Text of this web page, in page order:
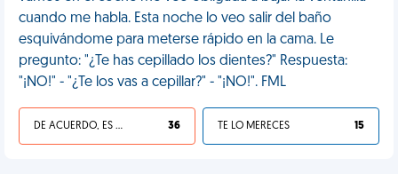
cuando me habla. Esta noche lo veo salir del baño
esquivándome para meterse rápido en la cama. Le
pregunto: "¿Te has cepillado los dientes?" Respuesta:
"¡NO!" - "¿Te los vas a cepillar?" - "¡NO!". FML
DE ACUERDO, ES UNA VIDA HP 36 TE LO MERECES 15